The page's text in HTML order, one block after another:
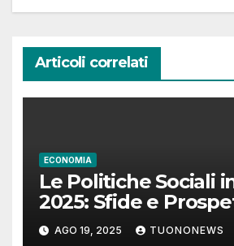
Articoli correlati
ECONOMIA
Le Politiche Sociali
2025: Sfide e
una Società in
AGO 19, 2025 TUONONEWS